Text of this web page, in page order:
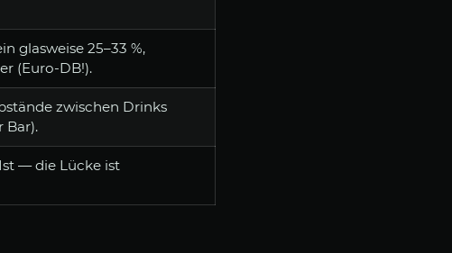
glasweise 25–33 %,
(Euro-DB!).
zwischen Drinks
Bar).
— die Lücke ist